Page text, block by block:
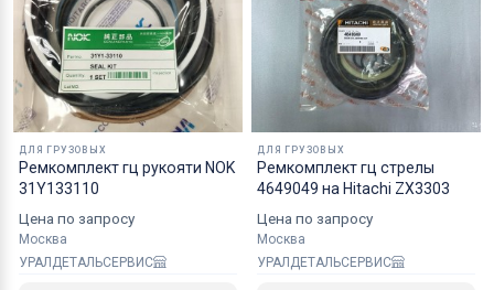
Коробки оптимального размера и с
надежным уровнем защиты.
Специалисты компании готовы взять на себя все
мероприятия по оформлению документов и
перевозке вашего заказа в любой регион РФ, в
страны СНГ, Азии и ЕС.
ДЛЯ ГРУЗОВЫХ
Ремкомплект гц рукояти NOK
31Y133110
Цена по запросу
Москва
УРАЛДЕТАЛЬСЕРВИС
ДЛЯ ГРУЗОВЫХ
Ремкомплект гц стрелы
4649049 на Hitachi ZX3303
Цена по запросу
Москва
УРАЛДЕТАЛЬСЕРВИС